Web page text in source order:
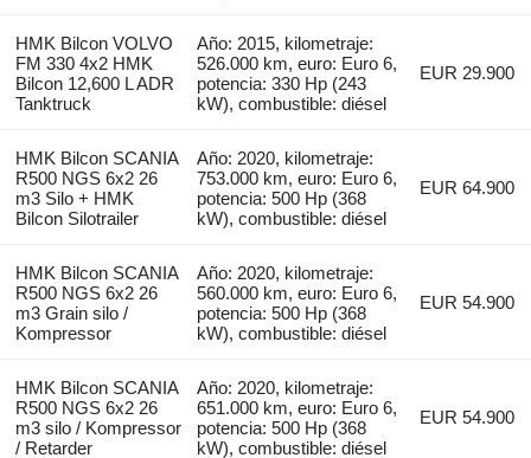
HMK Bilcon VOLVO
FM 330 4x2 HMK
Bilcon 12,600 L ADR
Tanktruck
Año: 2015, kilometraje:
526.000 km, euro: Euro 6,
potencia: 330 Hp (243
kW), combustible: diésel
EUR 29.900
HMK Bilcon SCANIA
R500 NGS 6x2 26
m3 Silo + HMK
Bilcon Silotrailer
Año: 2020, kilometraje:
753.000 km, euro: Euro 6,
potencia: 500 Hp (368
kW), combustible: diésel
EUR 64.900
HMK Bilcon SCANIA
R500 NGS 6x2 26
m3 Grain silo /
Kompressor
Año: 2020, kilometraje:
560.000 km, euro: Euro 6,
potencia: 500 Hp (368
kW), combustible: diésel
EUR 54.900
HMK Bilcon SCANIA
R500 NGS 6x2 26
m3 silo / Kompressor
/ Retarder
Año: 2020, kilometraje:
651.000 km, euro: Euro 6,
potencia: 500 Hp (368
kW), combustible: diésel
EUR 54.900